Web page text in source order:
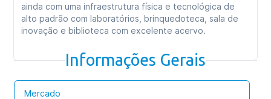
ainda com uma infraestrutura física e tecnológica de
alto padrão com laboratórios, brinquedoteca, sala de
inovação e biblioteca com excelente acervo.
Informações Gerais
Mercado